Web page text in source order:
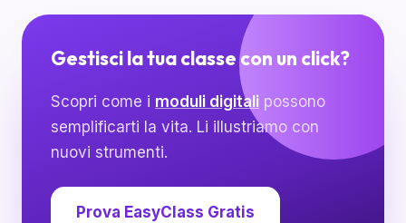
Gestisci la tua classe con un click?
Scopri come i moduli digitali possono
semplificarti la vita. Li illustriamo con
nuovi strumenti.
Prova EasyClass Gratis